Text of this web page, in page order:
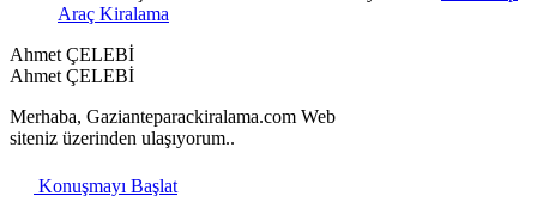
Araç Kiralama
Ahmet ÇELEBİ
Ahmet ÇELEBİ
Merhaba, Gazianteparackiralama.com Web
siteniz üzerinden ulaşıyorum..
Konuşmayı Başlat